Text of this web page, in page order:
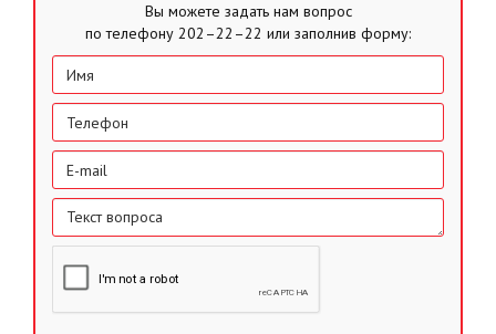
Вы можете задать нам вопрос
по телефону 202–22–22 или заполнив форму: